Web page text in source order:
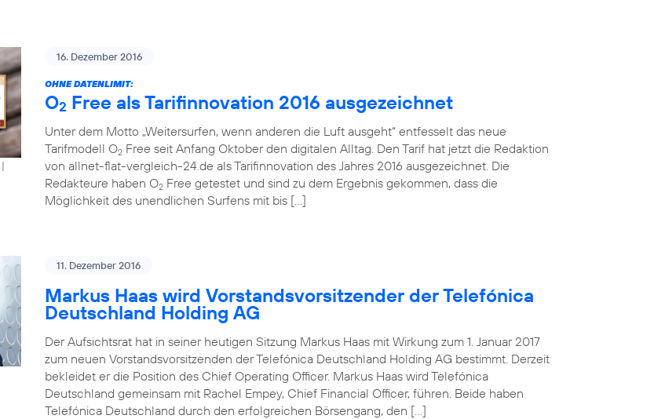
|
16. Dezember 2016
OHNE DATENLIMIT:
O2 Free als Tarifinnovation 2016 ausgezeichnet
Unter dem Motto „Weitersurfen, wenn anderen die Luft ausgeht“ entfesselt das neue
Tarifmodell O2 Free seit Anfang Oktober den digitalen Alltag. Den Tarif hat jetzt die Redaktion
von allnet-flat-vergleich-24.de als Tarifinnovation des Jahres 2016 ausgezeichnet. Die
Redakteure haben O2 Free getestet und sind zu dem Ergebnis gekommen, dass die
Möglichkeit des unendlichen Surfens mit bis […]
11. Dezember 2016
Markus Haas wird Vorstandsvorsitzender der Telefónica
Deutschland Holding AG
Der Aufsichtsrat hat in seiner heutigen Sitzung Markus Haas mit Wirkung zum 1. Januar 2017
zum neuen Vorstandsvorsitzenden der Telefónica Deutschland Holding AG bestimmt. Derzeit
bekleidet er die Position des Chief Operating Officer. Markus Haas wird Telefónica
Deutschland gemeinsam mit Rachel Empey, Chief Financial Officer, führen. Beide haben
Telefónica Deutschland durch den erfolgreichen Börsengang, den […]